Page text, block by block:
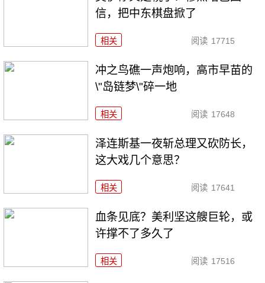
信，把中东棋盘掀了
相关 阅读 17715
冲之鸟礁一声炮响，高市早苗的
\"岛链梦\"碎一地
相关 阅读 17648
泽连斯基一夜斩总理又砍防长，
这大戏几个意思？
相关 阅读 17641
血条见底？美利坚这艘巨轮，或
许撑不了多久了
相关 阅读 17516